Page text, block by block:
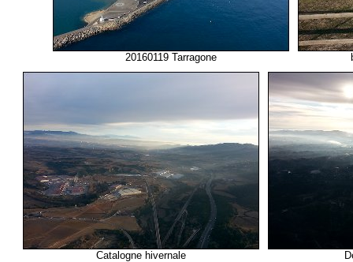
20160119 Tarragone
Catalogne hivernale